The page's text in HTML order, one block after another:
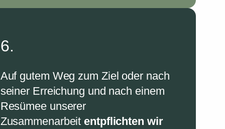
6.
Auf gutem Weg zum Ziel oder nach
seiner Erreichung und nach einem
Resümee unserer
Zusammenarbeit entpflichten wir